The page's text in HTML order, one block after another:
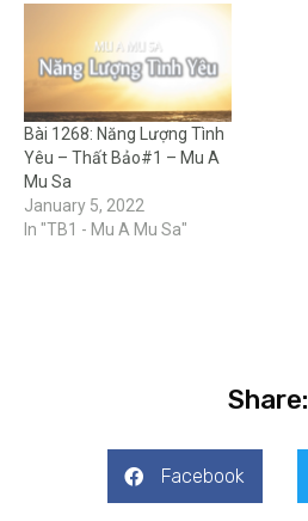
Bài 1268: Năng Lượng Tình
Yêu – Thất Bảo#1 – Mu A
Mu Sa
January 5, 2022
In "TB1 - Mu A Mu Sa"
Share:
Facebook